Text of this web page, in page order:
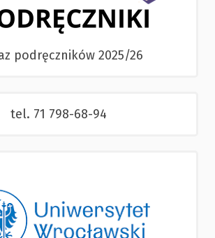
podręczników 2025/26
tel. 71 798-68-94